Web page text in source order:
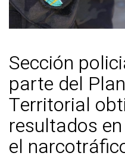
Sección
parte del
Territorial
resultados
el